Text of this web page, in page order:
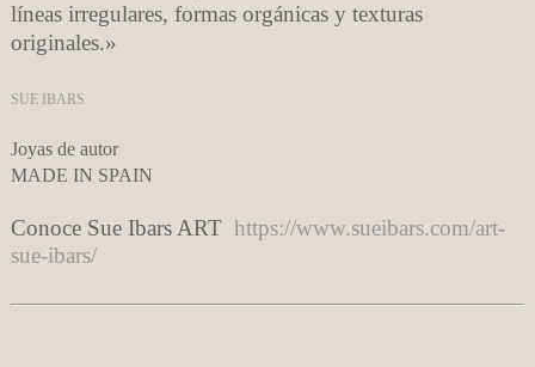
líneas irregulares, formas orgánicas y texturas
originales.»
SUE IBARS
Joyas de autor
MADE IN SPAIN
Conoce Sue Ibars ART https://www.sueibars.com/art-
sue-ibars/